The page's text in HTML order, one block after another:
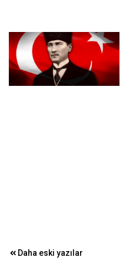
Yazı
Daha eski yazılar